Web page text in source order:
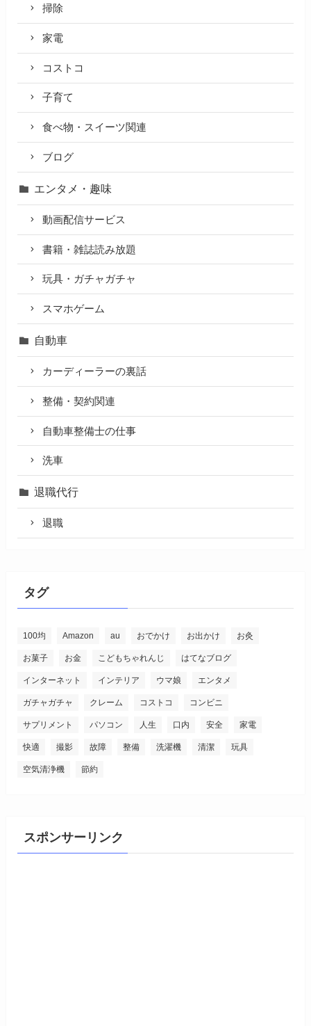
掃除
家電
コストコ
子育て
食べ物・スイーツ関連
ブログ
エンタメ・趣味
動画配信サービス
書籍・雑誌読み放題
玩具・ガチャガチャ
スマホゲーム
自動車
カーディーラーの裏話
整備・契約関連
自動車整備士の仕事
洗車
退職代行
退職
タグ
100均 Amazon au おでかけ お出かけ お灸
お菓子 お金 こどもちゃれんじ はてなブログ
インターネット インテリア ウマ娘 エンタメ
ガチャガチャ クレーム コストコ コンビニ
サプリメント パソコン 人生 口内 安全 家電
快適 撮影 故障 整備 洗濯機 清潔 玩具
空気清浄機 節約
スポンサーリンク